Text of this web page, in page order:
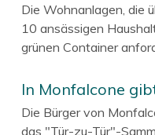
Die Wohnanlagen, die
10 ansässigen
grünen Container
In Monfalcone
Die Bürger von
das "Tür-zu-Tür"-